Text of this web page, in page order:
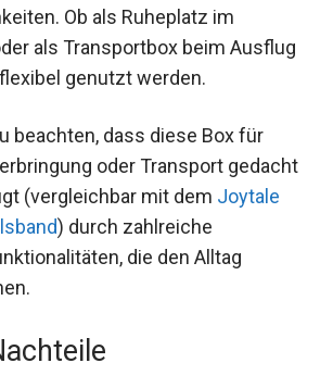
Ob als Ruheplatz im
als Transportbox beim Ausflug
genutzt werden.
beachten, dass diese Box für
oder Transport gedacht
(vergleichbar mit dem Joytale
) durch zahlreiche
die den Alltag